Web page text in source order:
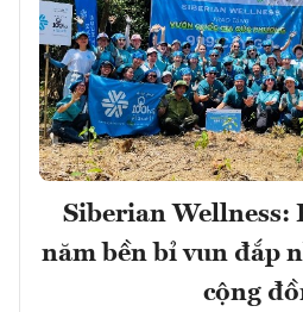
Siberian Wellness:
năm bền bỉ vun đắp
cộng